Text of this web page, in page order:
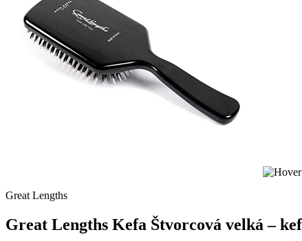
Great Lengths
Great Lengths Kefa Štvorcová velká –